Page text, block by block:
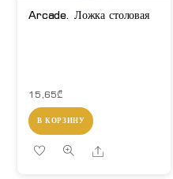
Arcade. Ложка столовая
15,65₾
В КОРЗИНУ
Share